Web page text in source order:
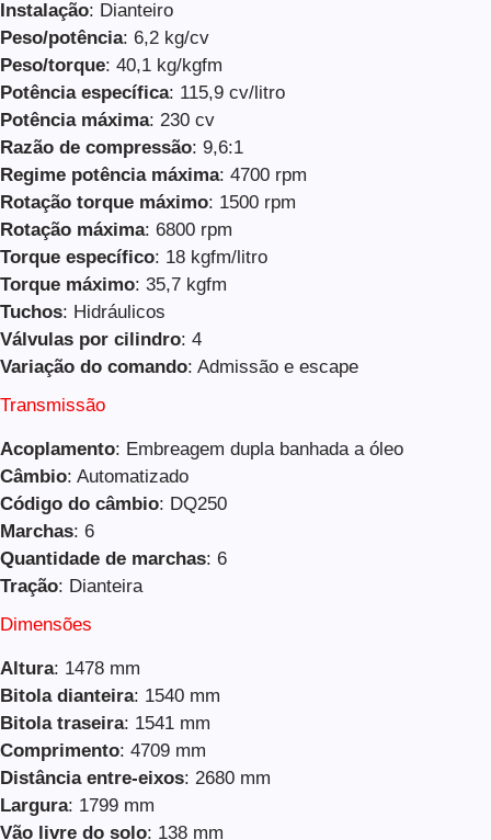
Instalação: Dianteiro
Peso/potência: 6,2 kg/cv
Peso/torque: 40,1 kg/kgfm
Potência específica: 115,9 cv/litro
Potência máxima: 230 cv
Razão de compressão: 9,6:1
Regime potência máxima: 4700 rpm
Rotação torque máximo: 1500 rpm
Rotação máxima: 6800 rpm
Torque específico: 18 kgfm/litro
Torque máximo: 35,7 kgfm
Tuchos: Hidráulicos
Válvulas por cilindro: 4
Variação do comando: Admissão e escape
Transmissão
Acoplamento: Embreagem dupla banhada a óleo
Câmbio: Automatizado
Código do câmbio: DQ250
Marchas: 6
Quantidade de marchas: 6
Tração: Dianteira
Dimensões
Altura: 1478 mm
Bitola dianteira: 1540 mm
Bitola traseira: 1541 mm
Comprimento: 4709 mm
Distância entre-eixos: 2680 mm
Largura: 1799 mm
Vão livre do solo: 138 mm